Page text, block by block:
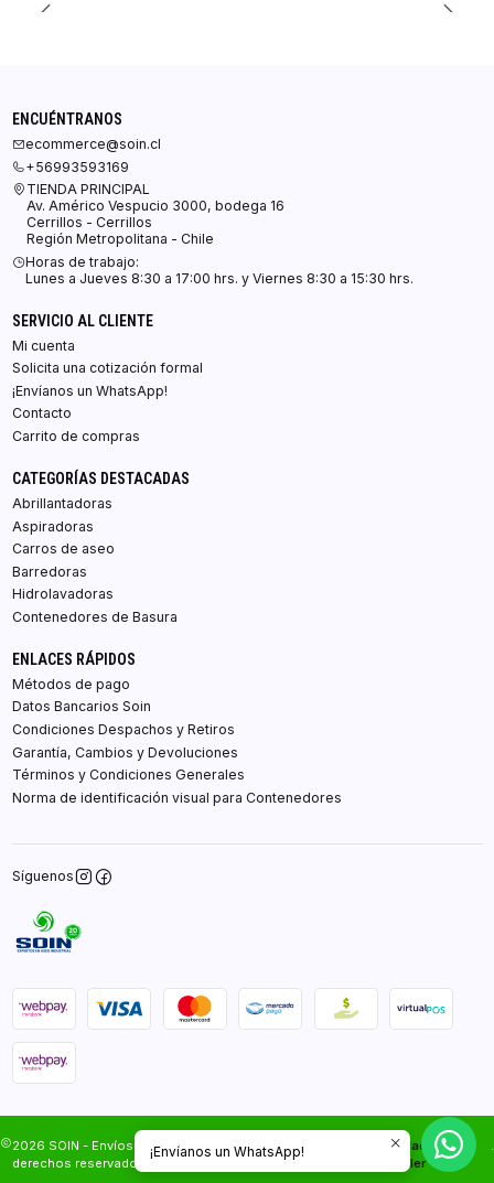
ENCUÉNTRANOS
ecommerce@soin.cl
+56993593169
TIENDA PRINCIPAL
Av. Américo Vespucio 3000, bodega 16
Cerrillos - Cerrillos
Región Metropolitana - Chile
Horas de trabajo:
Lunes a Jueves 8:30 a 17:00 hrs. y Viernes 8:30 a 15:30 hrs.
SERVICIO AL CLIENTE
Mi cuenta
Solicita una cotización formal
¡Envíanos un WhatsApp!
Contacto
Carrito de compras
CATEGORÍAS DESTACADAS
Abrillantadoras
Aspiradoras
Carros de aseo
Barredoras
Hidrolavadoras
Contenedores de Basura
ENLACES RÁPIDOS
Métodos de pago
Datos Bancarios Soin
Condiciones Despachos y Retiros
Garantía, Cambios y Devoluciones
Términos y Condiciones Generales
Norma de identificación visual para Contenedores
Síguenos
2026 SOIN - Envíos Gratis en Santiago.Todos los
derechos reservados.
Desarrollado por
Jumpseller
¡Envíanos un WhatsApp!